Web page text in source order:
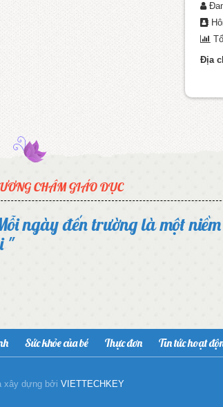
Địa
CHÂM GIÁO DỤC
ngày đến trường là một niềm
"
Sức khỏe của bé Thực đơn Tin tức hoạt
xây dựng bởi VIETTECHKEY